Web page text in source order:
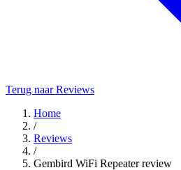
Terug naar Reviews
Home
/
Reviews
/
Gembird WiFi Repeater review